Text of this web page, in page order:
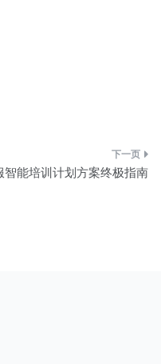
能培训计划方案终极指南